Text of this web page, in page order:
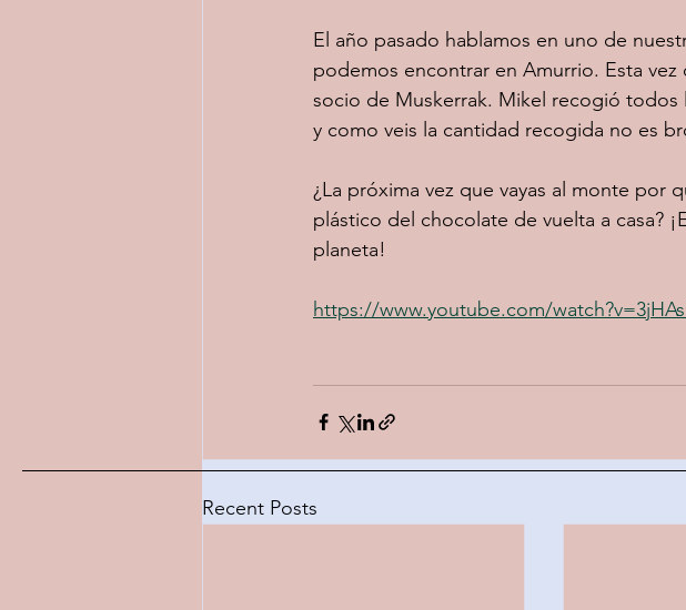
El año pasado hablamos en uno de
podemos encontrar en Amurrio. Esta
socio de Muskerrak. Mikel recogió
y como veis la cantidad recogida no es
¿La próxima vez que vayas al monte
plástico del chocolate de vuelta a casa?
planeta!
https://www.youtube.com/
Recent Posts